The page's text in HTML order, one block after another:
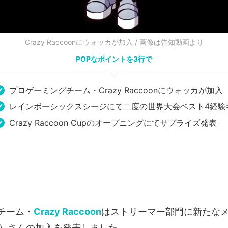
Crazy Raccoonにウォッカが加入 / 画像は告知動画より
POPなポイントを3行で
プロゲーミングチーム・Crazy Raccoonにウォッカが加入
レインボーシックスシージにて二度の世界大会ベスト4経験
Crazy Raccoon Cupのオープニングにてサプライズ発表
ーム・ Crazy Raccoonはストリーマー部門に新たな